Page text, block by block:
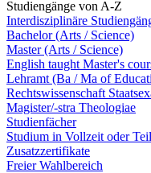
Studiengänge von A-Z
Interdisziplinäre
Bachelor (Arts / Science)
Master (Arts / Science)
English taught Master's
Lehramt (Ba / Ma of
Rechtswissenschaft
Magister/-stra Theologiae
Studienfächer
Studium in Vollzeit oder
Zusatzzertifikate
Freier Wahlbereich